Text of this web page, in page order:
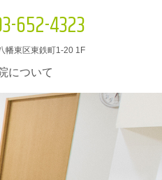
652-4323
幡東区東鉄町1-20 1F
について